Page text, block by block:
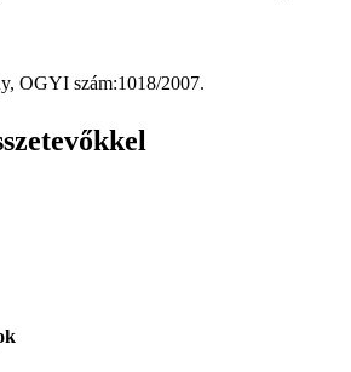
OGYI szám:1018/2007.